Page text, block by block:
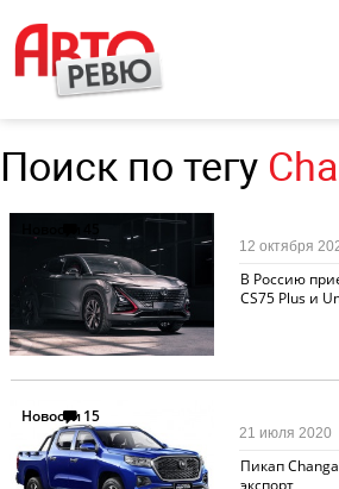
Поиск по тегу
В Россию
СS75 Plus и
12 октября
Новости15
Пикап
экспорт
21 июля 2020